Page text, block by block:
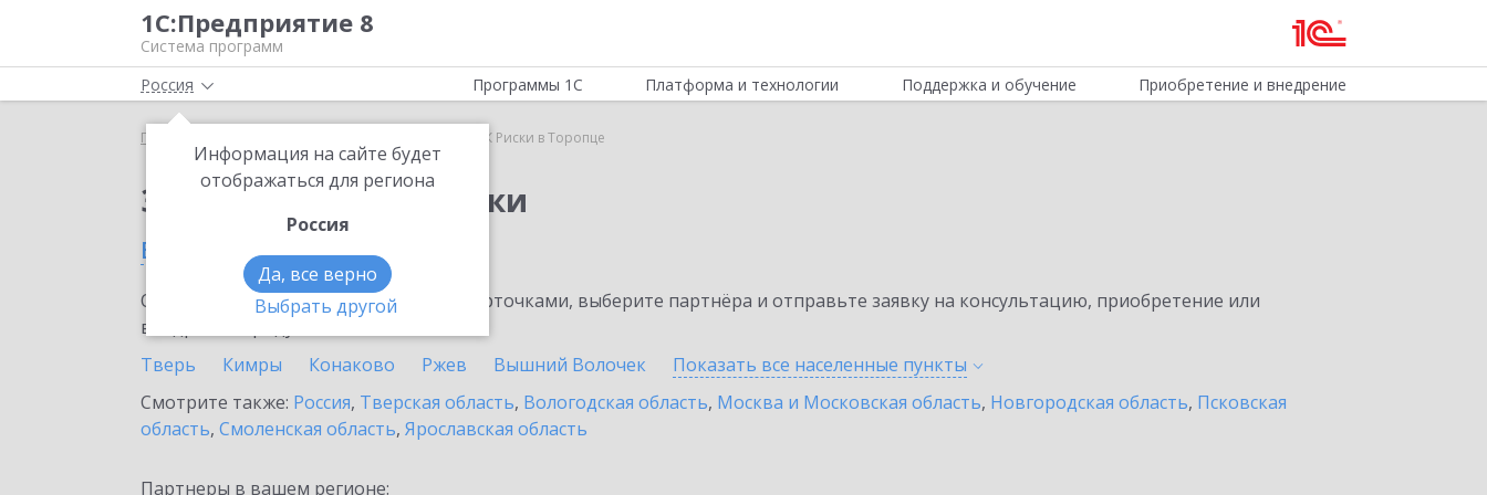
1С:Предприятие 8
Система программ
Россия
Информация на сайте будет
отображаться для региона
Россия
Да, все верно
Выбрать другой
Программы 1С Платформа и технологии Поддержка и обучение Приобретение и внедрение
Главная 1СПАРК Риски в Торопце
Заказать 1СПАРК Риски
в Торопце
Ознакомьтесь с информационными карточками, выберите партнёра и отправьте заявку на консультацию, приобретение или
внедрение продукта.
Тверь
Кимры Конаково Ржев Вышний Волочек Показать все населенные пункты
Смотрите также: Россия, Тверская область, Вологодская область, Москва и Московская область, Новгородская область, Псковская
область, Смоленская область, Ярославская область
Партнеры в вашем регионе: